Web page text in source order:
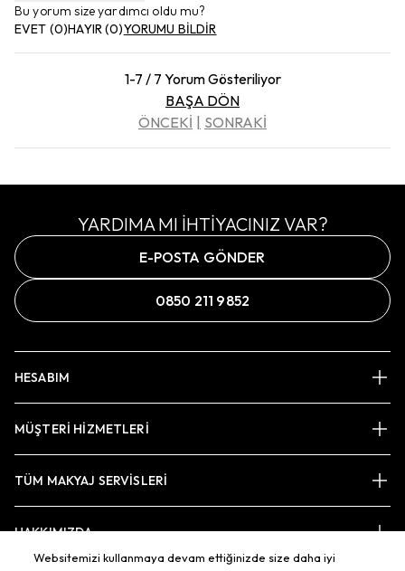
Bu yorum size yardımcı oldu mu?
EVET (0)HAYIR(0)YORUMU BİLDİR
1-7 / 7 Yorum Gösteriliyor
BAŞA DÖN
ÖNCEKİ
SONRAKİ
YARDIMA MI İHTİYACINIZ VAR?
E-POSTA GÖNDER
0850 211 9852
HESABIM
MÜŞTERİ HİZMETLERİ
TÜM MAKYAJ SERVİSLERİ
HAKKIMIZDA
Websitemizi kullanmaya devam ettiğinizde size daha iyi